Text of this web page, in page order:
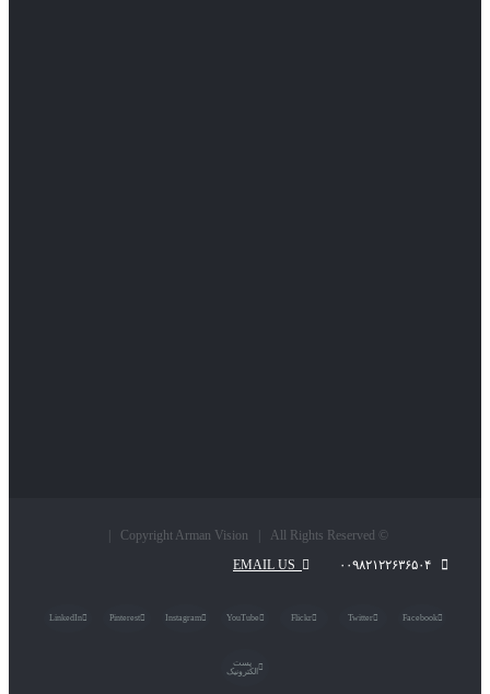
© Copyright Arman Vision | All Rights Reserved |
Facebook
Twitter
Flickr
YouTube
Instagram
Pinterest
LinkedIn
پست
الکترونیک